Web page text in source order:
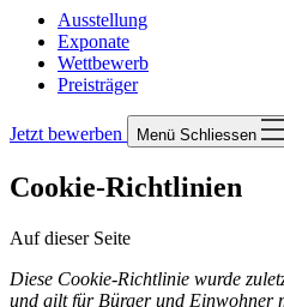
Ausstellung
Exponate
Wettbewerb
Preisträger
Jetzt bewerben Menü Schliessen
Cookie-Richtlinien
Auf dieser Seite
Diese Cookie-Richtlinie wurde
und gilt für Bürger und Einwohner